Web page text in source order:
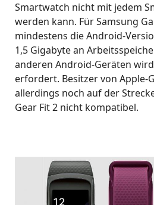
Smartwatch nicht mit jedem
werden kann. Für Samsung
mindestens die Android-
1,5 Gigabyte an
anderen Android-Geräten
erfordert. Besitzer von Apple-
allerdings noch auf der
Gear Fit 2 nicht kompatibel.